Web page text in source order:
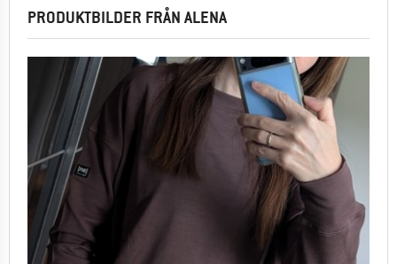
PRODUKTBILDER FRÅN ALENA